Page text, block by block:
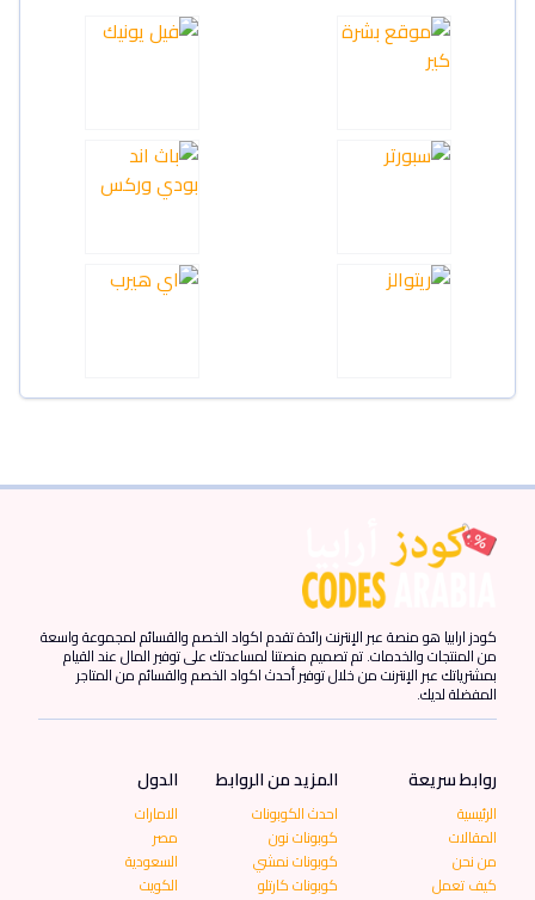
كودز ارابيا هو منصة عبر الإنترنت رائدة تقدم اكواد الخصم والقسائم لمجموعة واسعة
من المنتجات والخدمات. تم تصميم منصتنا لمساعدتك على توفير المال عند القيام
بمشترياتك عبر الإنترنت من خلال توفير أحدث اكواد الخصم والقسائم من المتاجر
المفضلة لديك.
روابط سريعة
الرئيسية
المقالات
من نحن
كيف تعمل
المزيد من الروابط
احدث الكوبونات
كوبونات نون
كوبونات نمشي
كوبونات كارتلو
الدول
الامارات
مصر
السعودية
الكويت